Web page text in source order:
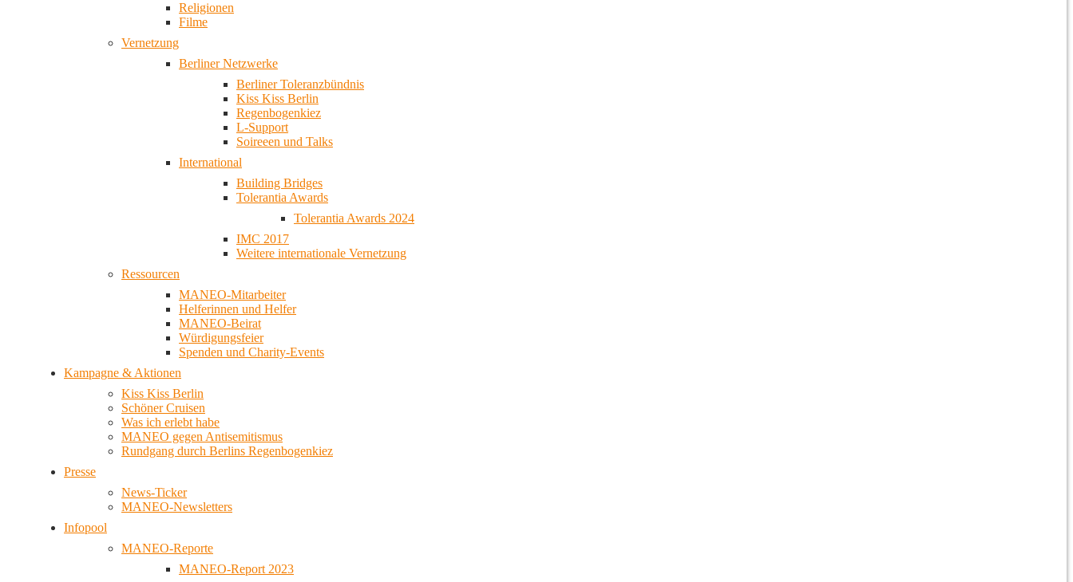
Religionen
Filme
Vernetzung
Berliner Netzwerke
Berliner Toleranzbündnis
Kiss Kiss Berlin
Regenbogenkiez
L-Support
Soireeen und Talks
International
Building Bridges
Tolerantia Awards
Tolerantia Awards 2024
IMC 2017
Weitere internationale Vernetzung
Ressourcen
MANEO-Mitarbeiter
Helferinnen und Helfer
MANEO-Beirat
Würdigungsfeier
Spenden und Charity-Events
Kampagne & Aktionen
Kiss Kiss Berlin
Schöner Cruisen
Was ich erlebt habe
MANEO gegen Antisemitismus
Rundgang durch Berlins Regenbogenkiez
Presse
News-Ticker
MANEO-Newsletters
Infopool
MANEO-Reporte
MANEO-Report 2023